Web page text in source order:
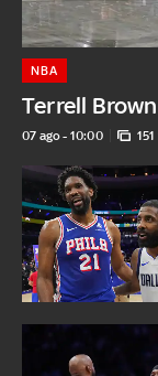
Terrell
NBA
07 ago - 10:00